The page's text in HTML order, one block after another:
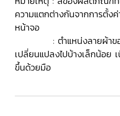
ความแตกต่างกันจากการตั้ง
หน้าจอ
: ตำแหน่งลายผ้าของ
เปลี่ยนแปลงไปบ้างเล็กน้อย
ขึ้นด้วยมือ